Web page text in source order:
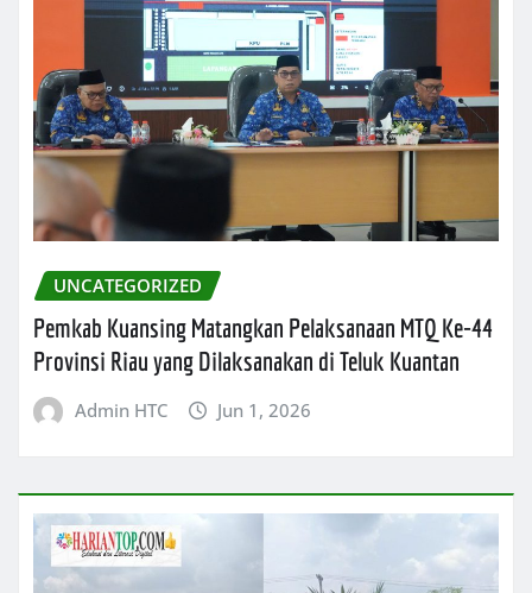
UNCATEGORIZED
Pemkab Kuansing Matangkan Pelaksanaan MTQ Ke-44
Provinsi Riau yang Dilaksanakan di Teluk Kuantan
Admin HTC Jun 1, 2026